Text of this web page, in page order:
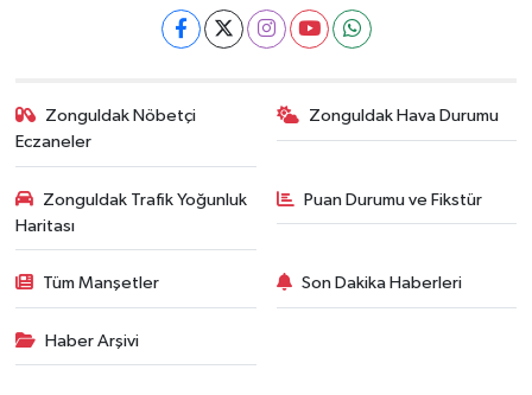
Zonguldak Nöbetçi
Eczaneler
Zonguldak Hava Durumu
Zonguldak Trafik Yoğunluk
Haritası
Puan Durumu ve Fikstür
Tüm Manşetler Son Dakika Haberleri
Haber Arşivi